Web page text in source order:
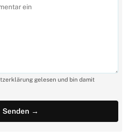
gelesen und bin damit